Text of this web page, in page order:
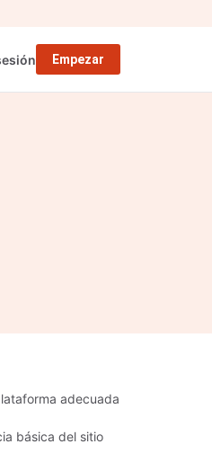
Empezar
adecuada
básica del sitio